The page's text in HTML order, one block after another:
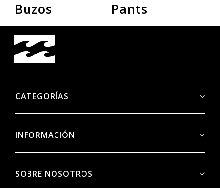
Buzos Pants
CATEGORÍAS
INFORMACIÓN
SOBRE NOSOTROS